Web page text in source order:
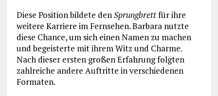
Diese Position bildete denSprungbrettfür ihre
weitere Karriere im Fernsehen. Barbara nutzte
diese Chance, um sich einen Namen zu machen
und begeisterte mit ihrem Witz und Charme.
Nach dieser ersten großen Erfahrung folgten
zahlreiche andere Auftritte in verschiedenen
Formaten.